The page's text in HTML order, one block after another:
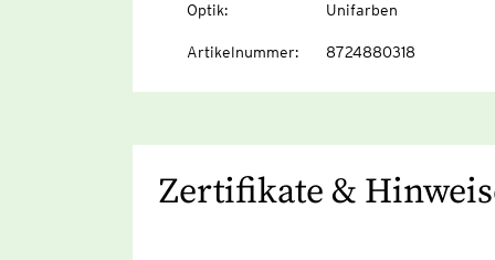
Optik: Unifarben
Artikelnummer: 8724880318
Zertifikate &